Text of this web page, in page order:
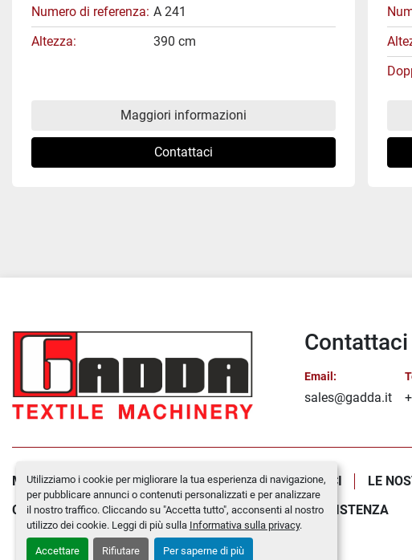
Utilizziamo i cookie per migliorare la tua esperienza di navigazione,
per pubblicare annunci o contenuti personalizzati e per analizzare
il nostro traffico. Cliccando su "Accetta tutto", acconsenti al nostro
utilizzo dei cookie. Leggi di più sulla Informativa sulla privacy.
Accettare Rifiutare Per saperne di più
Numero di referenza A 241
Altezza
390 cm
Maggiori informazioni
Contattaci
Contattaci
Email:
sales@gadda.it
MACCHINE IN VENDITA CHI SIAMO CONTATTACI LE
COOKIE POLICY
MONTAGGI E SMONTAGGI ASSISTENZA